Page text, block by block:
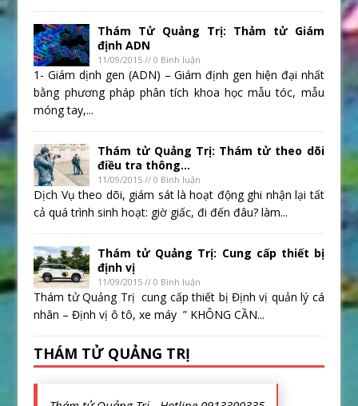
Thám Tử Quảng Trị: Thảm tử Giám
định ADN
11/09/2015 // 0 Bình luận
1- Giám dịnh gen (ADN) – Giám định gen hiện đại nhất
bằng phương pháp phân tích khoa học mẫu tóc, mẫu
móng tay,...
Thám tử Quảng Trị: Thám tử theo dõi
điều tra thông...
11/09/2015 // 0 Bình luận
Dịch Vụ theo dõi, giám sát là hoạt động ghi nhận lại tất
cả quá trình sinh hoạt: giờ giấc, đi đến đâu? làm...
Thám tử Quảng Trị: Cung cấp thiết bị
định vị
11/09/2015 // 0 Bình luận
Thám tử Quảng Trị cung cấp thiết bị Định vị quản lý cá
nhân – Định vị ô tô, xe máy ” KHÔNG CẦN...
THÁM TỬ QUẢNG TRỊ